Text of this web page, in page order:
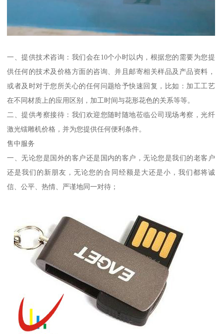
一、提供技术咨询：我们会在10个小时以内，根据您的需要为您提
供任何的技术及价格方面的咨询、并且邮寄相关样品及产品资料，
或者及时对于您所关心的任何问题给予快速回复，比如：加工工艺
在不同材质上的应用区别，加工时间与花形花色的关系等等。
二、提供考察接待：我们欢迎您随时随地莅临公司现场考察，光纤
激光镭雕机价格，并为您提供任何便利条件。
售中服务
一、无论您是国外的客户还是国内的客户，无论您是我们的老客户
还是我们的新朋友，无论您的合同经额是大还是小，我们都将诚
信、公平、热情、严谨地同一对待；